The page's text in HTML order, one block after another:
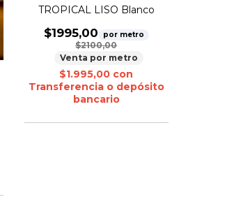
TROPICAL LISO Blanco
$1995,00 por metro
$2100,00
Venta por metro
$1.995,00 con
Transferencia o depósito
bancario